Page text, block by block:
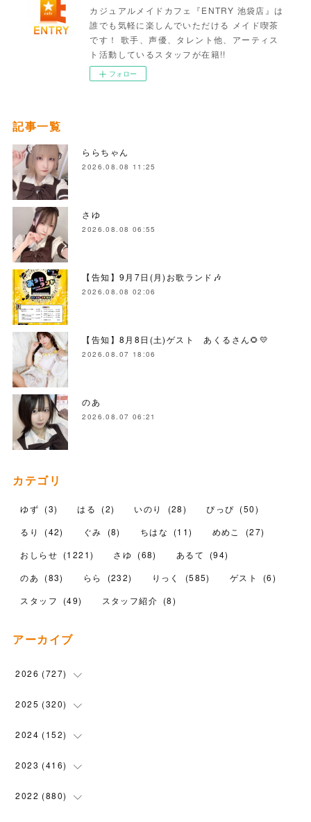
カジュアルメイドカフェ『ENTRY 池袋店』は
誰でも気軽に楽しんでいただける メイド喫茶
です！ 歌手、声優、タレント他、アーティス
ト活動しているスタッフが在籍!!
フォロー
記事一覧
ららちゃん
2026.08.08 11:25
さゆ
2026.08.08 06:55
【告知】9月7日(月)お歌ランド🎶
2026.08.08 02:06
【告知】8月8日(土)ゲスト あくるさん🌻💛
2026.08.07 18:06
のあ
2026.08.07 06:21
カテゴリ
ゆず (3) はる (2) いのり (28) ぴっぴ (50)
るり
(42) ぐみ (8) ちはな (11) めめこ (27)
おしらせ (1221) さゆ (68) あるて (94)
のあ
(83) らら (232) りっく (585) ゲスト (6)
スタッフ
(49) スタッフ紹介 (8)
アーカイブ
2026 (727)
(18)
(104
( 110
( 119
2025 (320)
(90)
( 100
(72)
2024 (152)
(5 )
(5)
2023 (416)
(28)
2022 (880)